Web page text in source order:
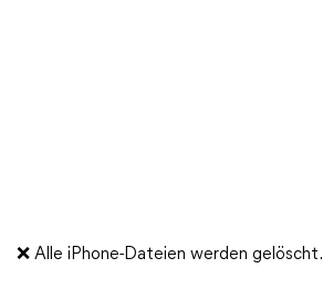
❌ Alle iPhone-Dateien werden gelöscht.